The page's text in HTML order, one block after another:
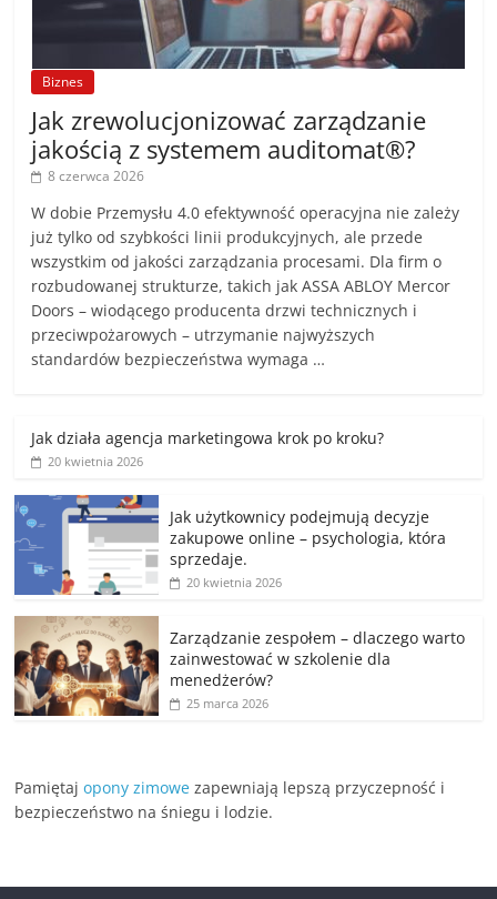
Biznes
Jak zrewolucjonizować zarządzanie
jakością z systemem auditomat®?
8 czerwca 2026
W dobie Przemysłu 4.0 efektywność operacyjna nie zależy
już tylko od szybkości linii produkcyjnych, ale przede
wszystkim od jakości zarządzania procesami. Dla firm o
rozbudowanej strukturze, takich jak ASSA ABLOY Mercor
Doors – wiodącego producenta drzwi technicznych i
przeciwpożarowych – utrzymanie najwyższych
standardów bezpieczeństwa wymaga …
Jak działa agencja marketingowa krok po kroku?
20 kwietnia 2026
Jak użytkownicy podejmują decyzje
zakupowe online – psychologia, która
sprzedaje.
20 kwietnia 2026
Zarządzanie zespołem – dlaczego warto
zainwestować w szkolenie dla
menedżerów?
25 marca 2026
Pamiętajopony zimowe zapewniają lepszą przyczepność i
bezpieczeństwo na śniegu i lodzie.